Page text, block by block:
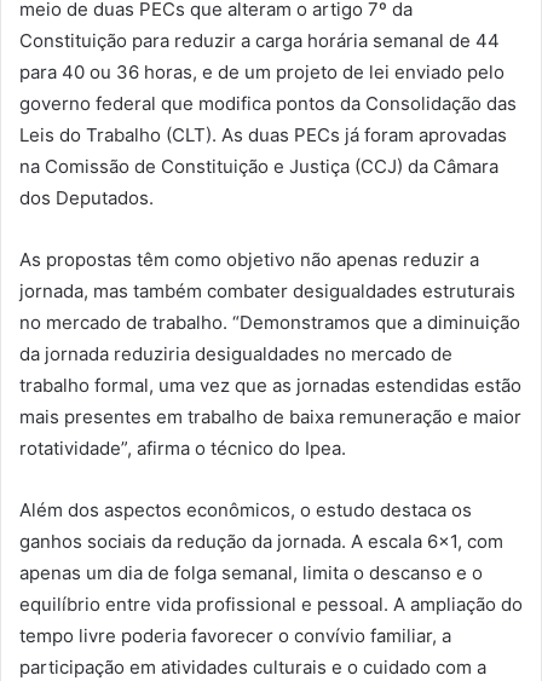
meio de duas PECs que alteram o artigo 7º da
Constituição para reduzir a carga horária semanal de 44
para 40 ou 36 horas, e de um projeto de lei enviado pelo
governo federal que modifica pontos da Consolidação das
Leis do Trabalho (CLT). As duas PECs já foram aprovadas
na Comissão de Constituição e Justiça (CCJ) da Câmara
dos Deputados.
As propostas têm como objetivo não apenas reduzir a
jornada, mas também combater desigualdades estruturais
no mercado de trabalho. “Demonstramos que a diminuição
da jornada reduziria desigualdades no mercado de
trabalho formal, uma vez que as jornadas estendidas estão
mais presentes em trabalho de baixa remuneração e maior
rotatividade”, afirma o técnico do Ipea.
Além dos aspectos econômicos, o estudo destaca os
ganhos sociais da redução da jornada. A escala 6×1, com
apenas um dia de folga semanal, limita o descanso e o
equilíbrio entre vida profissional e pessoal. A ampliação do
tempo livre poderia favorecer o convívio familiar, a
participação em atividades culturais e o cuidado com a